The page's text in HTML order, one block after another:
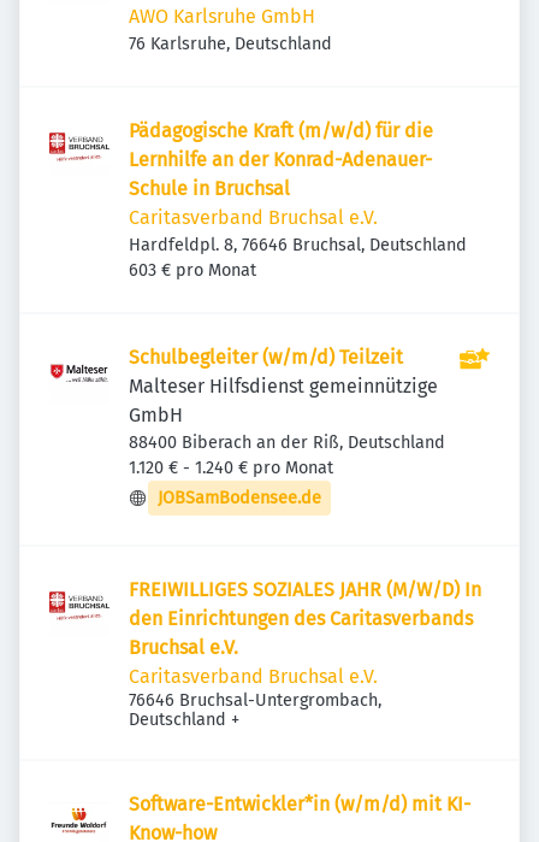
AWO Karlsruhe GmbH
76 Karlsruhe, Deutschland
Pädagogische Kraft (m/w/d) für die
Lernhilfe an der Konrad-Adenauer-
Schule in Bruchsal
Caritasverband Bruchsal e.V.
Hardfeldpl. 8, 76646 Bruchsal, Deutschland
603 € pro Monat
Schulbegleiter (w/m/d) Teilzeit
Malteser Hilfsdienst gemeinnützige
GmbH
88400 Biberach an der Riß, Deutschland
1.120 € - 1.240 € pro Monat
JOBSamBodensee.de
FREIWILLIGES SOZIALES JAHR (M/W/D) In
den Einrichtungen des Caritasverbands
Bruchsal e.V.
Caritasverband Bruchsal e.V.
76646 Bruchsal-Untergrombach,
Deutschland +
Software-Entwickler*in (w/m/d) mit KI-
Know-how